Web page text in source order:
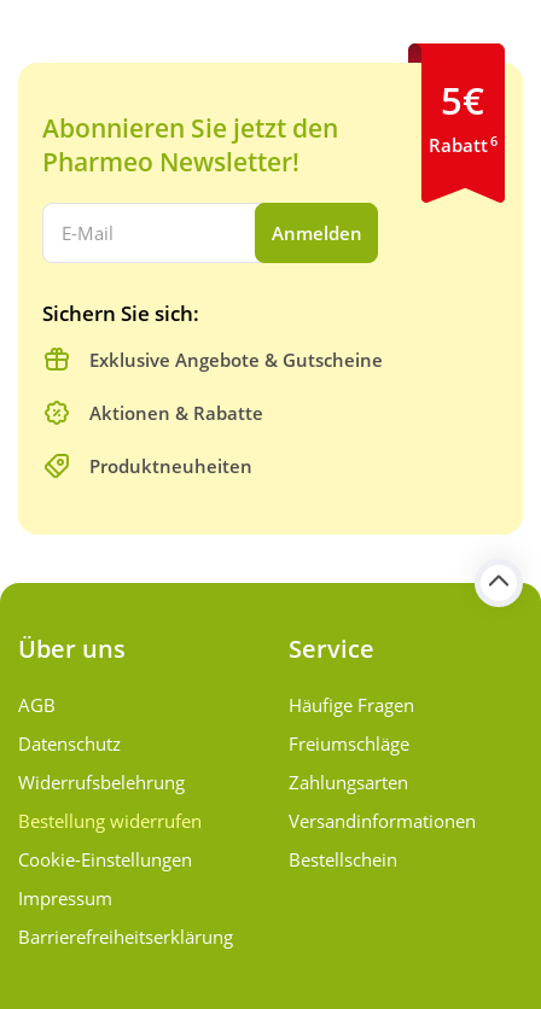
Abonnieren Sie jetzt den
Pharmeo Newsletter!
Ihre E-Mail Adresse:
Anmelden
Sichern Sie sich:
Exklusive Angebote & Gutscheine
Aktionen & Rabatte
Produktneuheiten
5€
Rabatt6
Über uns
AGB
Datenschutz
Widerrufsbelehrung
Bestellung widerrufen
Cookie-Einstellungen
Impressum
Barrierefreiheitserklärung
Service
Häufige Fragen
Freiumschläge
Zahlungsarten
Versand­informationen
Bestellschein